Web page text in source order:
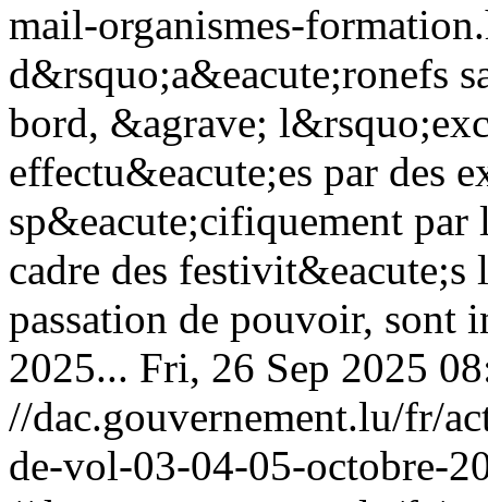
mail-organismes-
d&rsquo;a&eacute;ronefs
bord, &agrave;
effectu&eacute;es par des
sp&eacute;cifiquement par
cadre des
passation de pouvoir, sont
2025... Fri, 26 Sep 2025
//dac.gouvernement.lu/fr/
de-vol-03-04-05-octobre-